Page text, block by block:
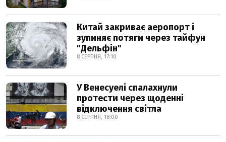
Китай закриває аеропорт і
зупиняє потяги через тайфун
"Дельфін"
8 СЕРПНЯ, 17:10
У Венесуелі спалахнули
протести через щоденні
відключення світла
8 СЕРПНЯ, 18:00